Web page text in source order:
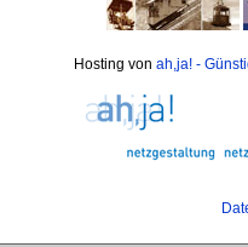
Hosting von ah,ja! -